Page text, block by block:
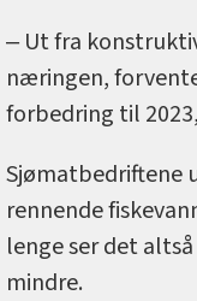
‒ Ut fra
næringen,
forbedring til
Sjømatbedriftene
rennende
lenge ser det
mindre.